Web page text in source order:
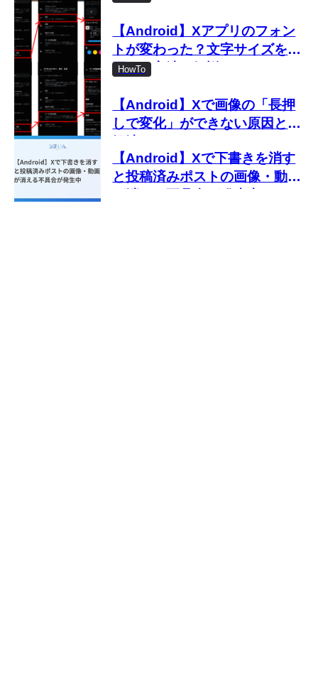
【Android】Xアプリのフォン
トが変わった？文字サイズを変
更する方法を解説
HowTo
【Android】Xで画像の「長押
しで変化」ができない原因と対
【Android】Xで下書きを消す
と投稿済みポストの画像・動画